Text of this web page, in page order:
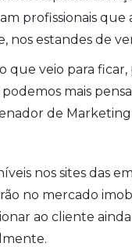
profissionais
estandes de
veio para
mais
de Marketing
nos sites das
no mercado
ao cliente